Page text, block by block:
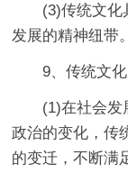
(3)传统文化
发展的精神纽带。
9、传统文
(1)在社会发
政治的变化，传
的变迁，不断满